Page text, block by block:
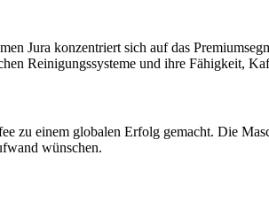
Jura konzentriert sich auf das
Reinigungssysteme und ihre Fähigkeit,
zu einem globalen Erfolg gemacht. Die
wünschen.